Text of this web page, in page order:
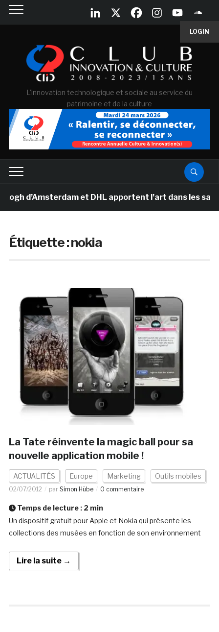
LOGIN
L'innovation technologique et sociale au service du
patrimoine et de la culture
d’Amsterdam et DHL apportent l’art dans les salles
Étiquette :nokia
La Tate réinvente la magic ball pour sa
nouvelle application mobile !
ACTUALITÉS Europe Marketing Outils mobiles
02/07/2012 par Simon Hübe 0 commentaire
Temps de lecture : 2 min
Un dispositif gratuit pour Apple et Nokia qui présente les
collections des musées en fonction de son environnement
Lire la suite →